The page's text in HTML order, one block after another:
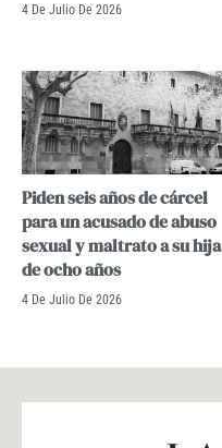
4 De Julio De 2026
Piden seis años de cárcel
para un acusado de abuso
sexual y maltrato a su hija
de ocho años
4 De Julio De 2026